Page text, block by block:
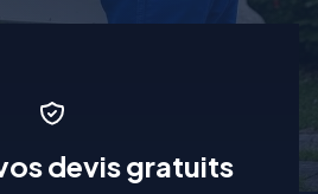
devis gratuits